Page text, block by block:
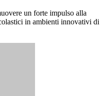
un forte impulso alla
in ambienti innovativi di